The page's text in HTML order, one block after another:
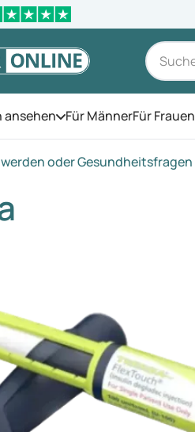
ansehen Öffnen Sie das Menü
Für MännerFür Frauen
oder Gesundheitsfragen